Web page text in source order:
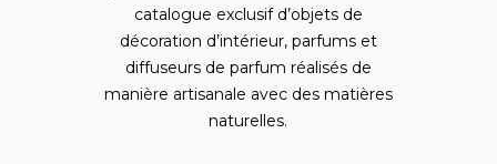
catalogue exclusif d’objets de
décoration d’intérieur, parfums et
diffuseurs de parfum réalisés de
manière artisanale avec des matières
naturelles.